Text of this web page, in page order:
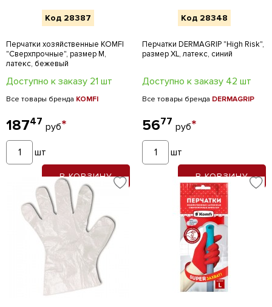
Код 28387
Перчатки хозяйственные KOMFI
"Сверхпрочные", размер M,
латекс, бежевый
Доступно к заказу 21 шт
Все товары бренда KOMFI
18747 руб*
шт
В КОРЗИНУ
Код 28348
Перчатки DERMAGRIP "High Risk",
размер XL, латекс, синий
Доступно к заказу 42 шт
Все товары бренда DERMAGRIP
5677 руб*
шт
В КОРЗИНУ